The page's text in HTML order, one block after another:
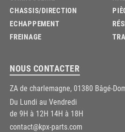
CHASSIS/DIRECTION
ECHAPPEMENT
FREINAGE
NOUS CONTACTER
ZA de charlemagne, 01380 Bâgé-
Du Lundi au Vendredi
de 9H à 12H 14H à 18H
contact@kpx-parts.com